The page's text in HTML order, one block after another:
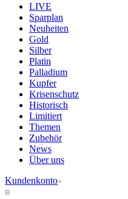
LIVE
Sparplan
Neuheiten
Gold
Silber
Platin
Palladium
Kupfer
Krisenschutz
Historisch
Limitiert
Themen
Zubehör
News
Über uns
Kundenkonto